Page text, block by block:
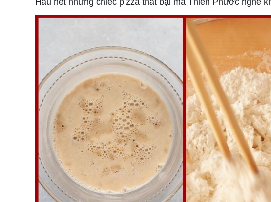
Hầu hết những chiếc pizza thất bại mà Thiên Phước nghe